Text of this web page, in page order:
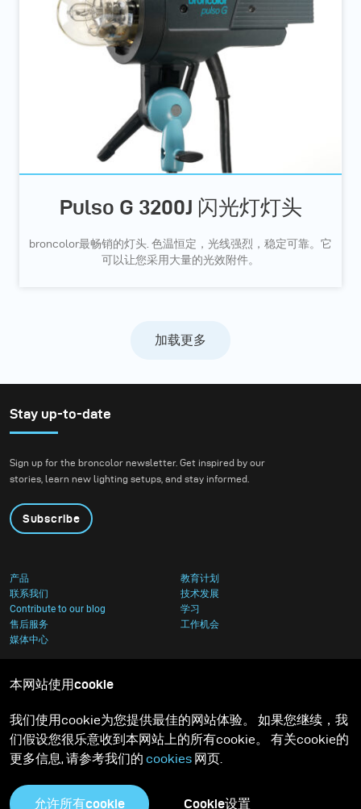
Pulso G 3200J 闪光灯灯头
broncolor最畅销的灯头. 色温恒定，光线强烈，稳定可靠。它
可以让您采用大量的光效附件。
加载更多
Stay up-to-date
Sign up for the broncolor newsletter. Get inspired by our
stories, learn new lighting setups, and stay informed.
Subscribe
产品
教育计划
联系我们
技术发展
Contribute to our blog
学习
售后服务
工作机会
媒体中心
本网站使用cookie
我们使用cookie为您提供最佳的网站体验。 如果您继续，我
们假设您很乐意收到本网站上的所有cookie。 有关cookie的
更多信息, 请参考我们的 cookies 网页.
允许所有cookie Cookie设置